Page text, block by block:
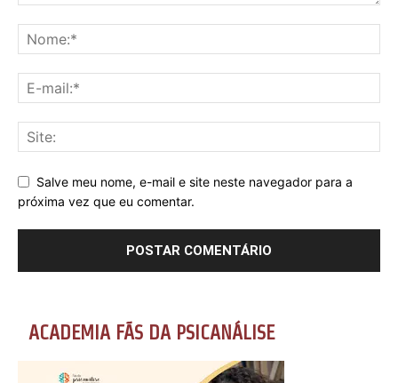
Salve meu nome, e-mail e site neste navegador para a
próxima vez que eu comentar.
ACADEMIA FÃS DA PSICANÁLISE